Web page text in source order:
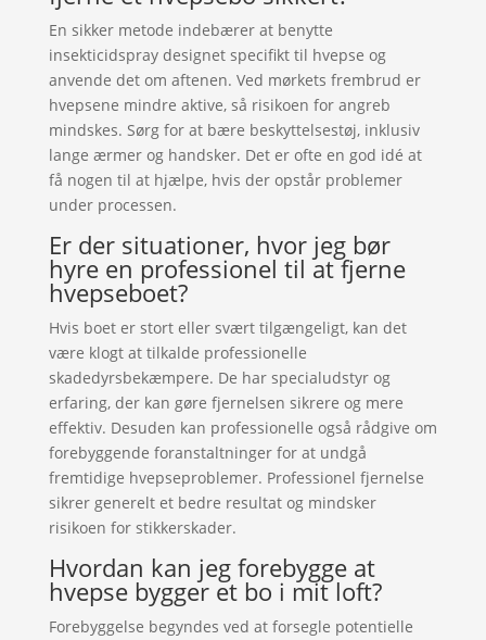
En sikker metode indebærer at benytte
insekticidspray designet specifikt til hvepse og
anvende det om aftenen. Ved mørkets frembrud er
hvepsene mindre aktive, så risikoen for angreb
mindskes. Sørg for at bære beskyttelsestøj, inklusiv
lange ærmer og handsker. Det er ofte en god idé at
få nogen til at hjælpe, hvis der opstår problemer
under processen.
Er der situationer, hvor jeg bør
hyre en professionel til at fjerne
hvepseboet?
Hvis boet er stort eller svært tilgængeligt, kan det
være klogt at tilkalde professionelle
skadedyrsbekæmpere. De har specialudstyr og
erfaring, der kan gøre fjernelsen sikrere og mere
effektiv. Desuden kan professionelle også rådgive om
forebyggende foranstaltninger for at undgå
fremtidige hvepseproblemer. Professionel fjernelse
sikrer generelt et bedre resultat og mindsker
risikoen for stikkerskader.
Hvordan kan jeg forebygge at
hvepse bygger et bo i mit loft?
Forebyggelse begyndes ved at forsegle potentielle